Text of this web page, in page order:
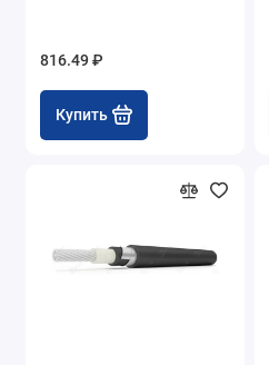
816.49 ₽
Купить